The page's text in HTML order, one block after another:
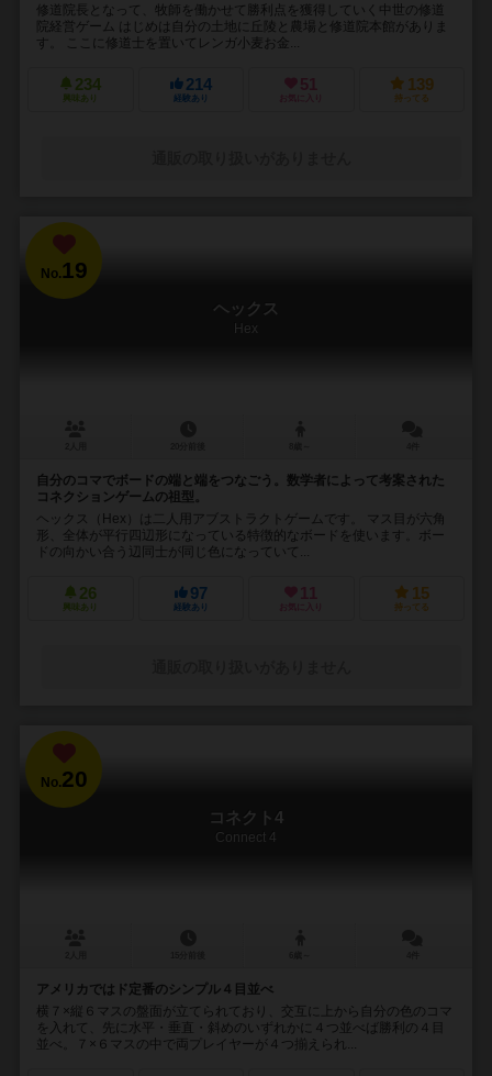
修道院長となって、牧師を働かせて勝利点を獲得していく中世の修道
院経営ゲーム はじめは自分の土地に丘陵と農場と修道院本館がありま
す。 ここに修道士を置いてレンガ小麦お金...
234
興味あり
214
経験あり
51
お気に入り
139
持ってる
No.19
ヘックス
Hex
自分のコマでボードの端と端をつなごう。数学者によって考案された
コネクションゲームの祖型。
ヘックス（Hex）は二人用アブストラクトゲームです。 マス目が六角
形、全体が平行四辺形になっている特徴的なボードを使います。ボー
ドの向かい合う辺同士が同じ色になっていて...
26
興味あり
97
経験あり
11
お気に入り
15
持ってる
No.20
コネクト4
Connect 4
アメリカではド定番のシンプル４目並べ
横７×縦６マスの盤面が立てられており、交互に上から自分の色のコマ
を入れて、先に水平・垂直・斜めのいずれかに４つ並べば勝利の４目
並べ。７×６マスの中で両プレイヤーが４つ揃えられ...